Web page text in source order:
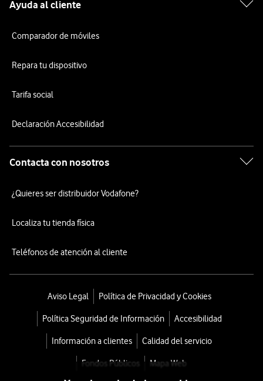
Ayuda al cliente
Comparador de móviles
Repara tu dispositivo
Tarifa social
Declaración Accesibilidad
Contacta con nosotros
¿Quieres ser distribuidor Vodafone?
Localiza tu tienda física
Teléfonos de atención al cliente
Aviso Legal Política de Privacidad y Cookies
Política Seguridad de Información Accesibilidad
Información a clientes Calidad del servicio
Fondos Públicos Mapa Web